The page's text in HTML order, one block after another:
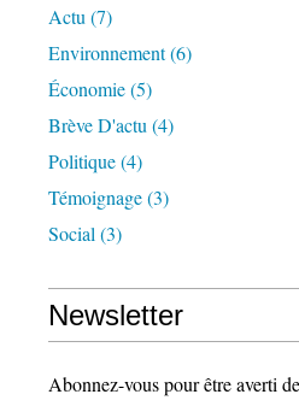
Actu (7)
Environnement(6)
Économie(5)
Brève D'actu (4)
Politique(4)
Témoignage(3)
Social (3)
Newsletter
Abonnez-vous pour être averti